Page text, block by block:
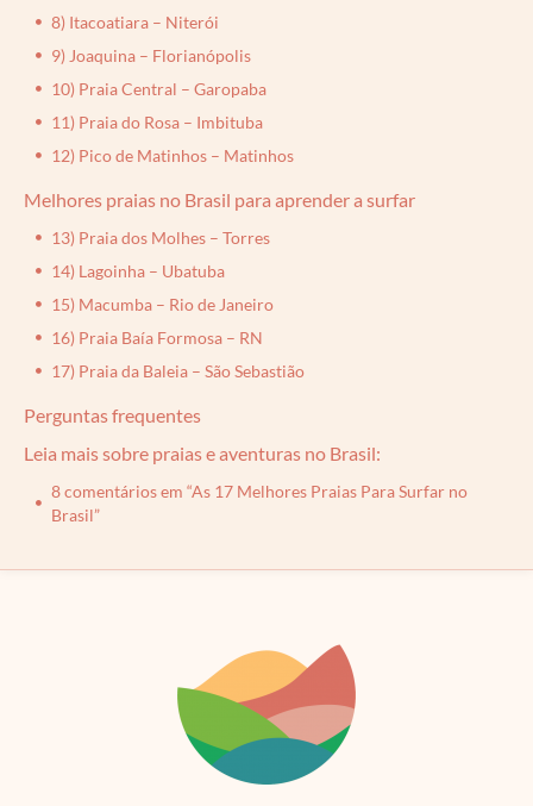
8) Itacoatiara – Niterói
9) Joaquina – Florianópolis
10) Praia Central – Garopaba
11) Praia do Rosa – Imbituba
12) Pico de Matinhos – Matinhos
Melhores praias no Brasil para aprender a surfar
13) Praia dos Molhes – Torres
14) Lagoinha – Ubatuba
15) Macumba – Rio de Janeiro
16) Praia Baía Formosa – RN
17) Praia da Baleia – São Sebastião
Perguntas frequentes
Leia mais sobre praias e aventuras no Brasil:
8 comentários em “As 17 Melhores Praias Para Surfar no
Brasil”